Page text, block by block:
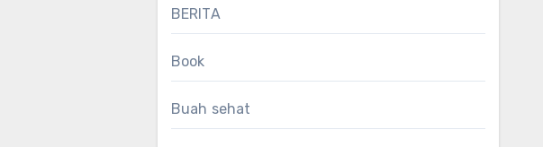
BERITA
Book
Buah sehat